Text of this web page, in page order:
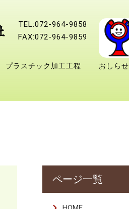
TEL:072-964-9858
FAX:072-964-9859
プラスチック加工工程 おしらせ